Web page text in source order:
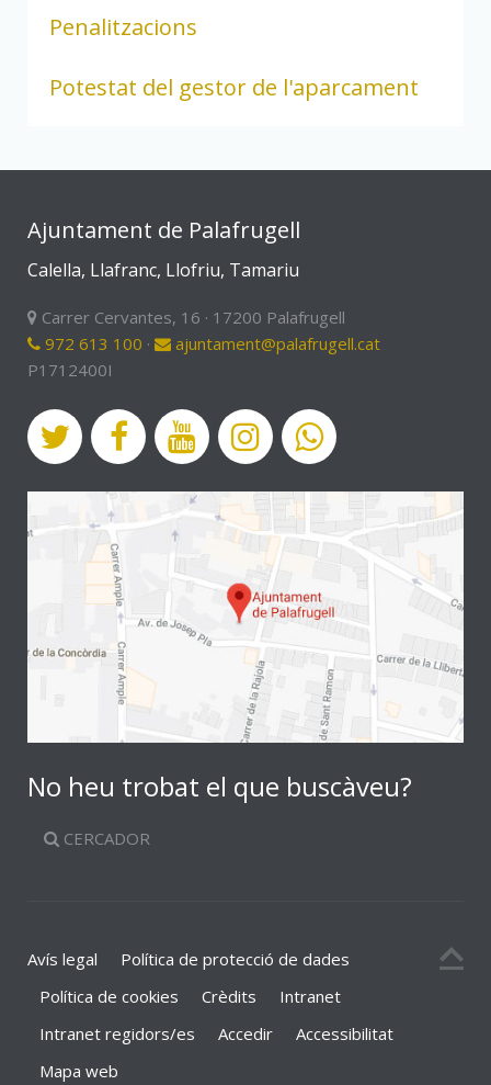
Penalitzacions
Potestat del gestor de l'aparcament
Ajuntament de Palafrugell
Calella, Llafranc, Llofriu, Tamariu
Carrer Cervantes, 16 · 17200 Palafrugell
972 613 100 ·
ajuntament@palafrugell.cat
P1712400I
No heu trobat el que buscàveu?
CERCADOR
Avís legal
Política de protecció de dades
Política de cookies
Crèdits
Intranet
Intranet regidors/es
Accedir
Accessibilitat
Mapa web